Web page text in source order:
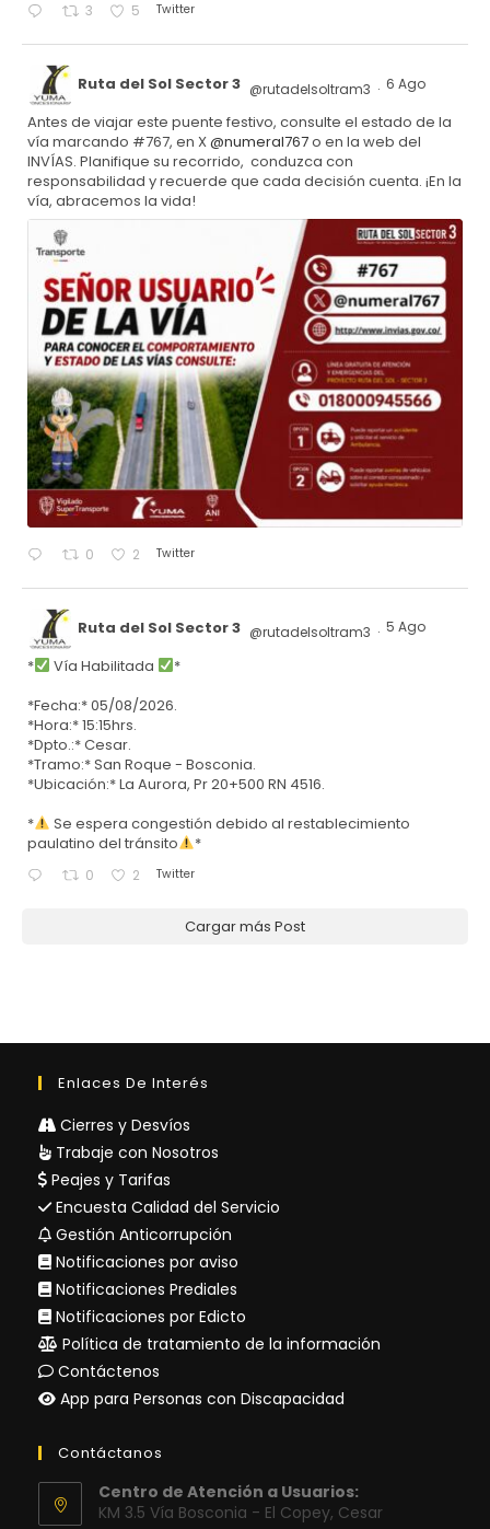
3 5 Twitter
Ruta del Sol Sector 3 @rutadelsoltram3 · 6 Ago
Antes de viajar este puente festivo, consulte el estado de la
vía marcando #767, en X@numeral767o en la web del
INVÍAS. Planifique su recorrido, conduzca con
responsabilidad y recuerde que cada decisión cuenta. ¡En la
vía, abracemos la vida!
0 2 Twitter
Ruta del Sol Sector 3 @rutadelsoltram3 · 5 Ago
* Vía Habilitada
*
*Fecha:* 05/08/2026.
*Hora:* 15:15hrs.
*Dpto.:* Cesar.
*Tramo:* San Roque - Bosconia.
*Ubicación:* La Aurora, Pr 20+500 RN 4516.
*
Se espera congestión debido al restablecimiento
paulatino del tránsito
*
0 2 Twitter
Cargar más Post
Enlaces De Interés
Cierres y Desvíos
Trabaje con Nosotros
Peajes y Tarifas
Encuesta Calidad del Servicio
Gestión Anticorrupción
Notificaciones por aviso
Notificaciones Prediales
Notificaciones por Edicto
Política de tratamiento de la información
Contáctenos
App para Personas con Discapacidad
Contáctanos
Centro de Atención a Usuarios:
KM 3.5 Vía Bosconia - El Copey, Cesar